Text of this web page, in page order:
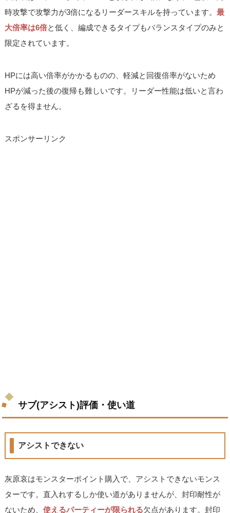
時攻撃で攻撃力が3倍になるリーダースキルを持っています。最
大倍率は6倍と低く、編成できるタイプもバランスタイプのみと
限定されています。
HPには高い倍率がかかるものの、軽減と回復倍率がないため
HPが減った後の復帰も難しいです。リーダー性能は低いと言わ
ざるを得ません。
スポンサーリンク
サブ(アシスト)評価・使い道
アシストできない
灰原哀はモンスターポイント購入で、アシストできないモンス
ターです。直入れするしか使い道がありませんが、封印耐性が
ないため、使えるパーティーが限られる欠点があります。封印